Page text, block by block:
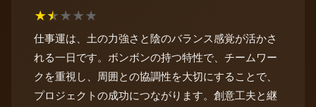
★★★★★
仕事運は、土の力強さと陰のバランス感覚が活かさ
れる一日です。ボンボンの持つ特性で、チームワー
クを重視し、周囲との協調性を大切にすることで、
プロジェクトの成功につながります。創意工夫と継